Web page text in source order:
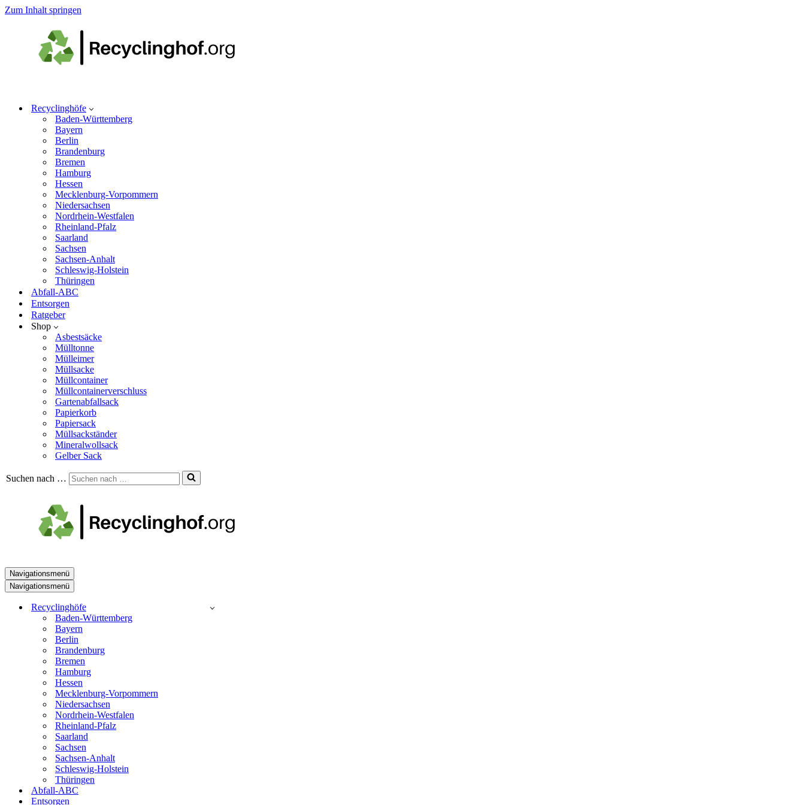
Zum Inhalt springen
Recyclinghöfe
Baden-Württemberg
Bayern
Berlin
Brandenburg
Bremen
Hamburg
Hessen
Mecklenburg-Vorpommern
Niedersachsen
Nordrhein-Westfalen
Rheinland-Pfalz
Saarland
Sachsen
Sachsen-Anhalt
Schleswig-Holstein
Thüringen
Abfall-ABC
Entsorgen
Ratgeber
Shop
Asbestsäcke
Mülltonne
Mülleimer
Müllsacke
Müllcontainer
Müllcontainerverschluss
Gartenabfallsack
Papierkorb
Papiersack
Müllsackständer
Mineralwollsack
Gelber Sack
Suchen nach …
Navigationsmenü
Navigationsmenü
Recyclinghöfe
Baden-Württemberg
Bayern
Berlin
Brandenburg
Bremen
Hamburg
Hessen
Mecklenburg-Vorpommern
Niedersachsen
Nordrhein-Westfalen
Rheinland-Pfalz
Saarland
Sachsen
Sachsen-Anhalt
Schleswig-Holstein
Thüringen
Abfall-ABC
Entsorgen